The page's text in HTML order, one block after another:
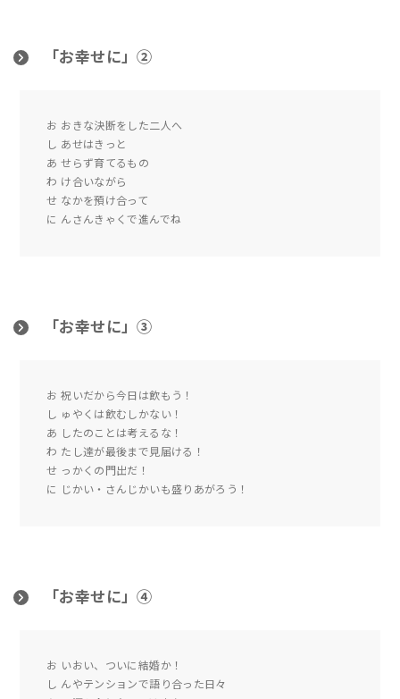
「お幸せに」②
お おきな決断をした二人へ
し あせはきっと
あ せらず育てるもの
わ け合いながら
せ なかを預け合って
に んさんきゃくで進んでね
「お幸せに」③
お 祝いだから今日は飲もう！
し ゅやくは飲むしかない！
あ したのことは考えるな！
わ たし達が最後まで見届ける！
せ っかくの門出だ！
に じかい・さんじかいも盛りあがろう！
「お幸せに」④
お いおい、ついに結婚か！
し んやテンションで語り合った日々